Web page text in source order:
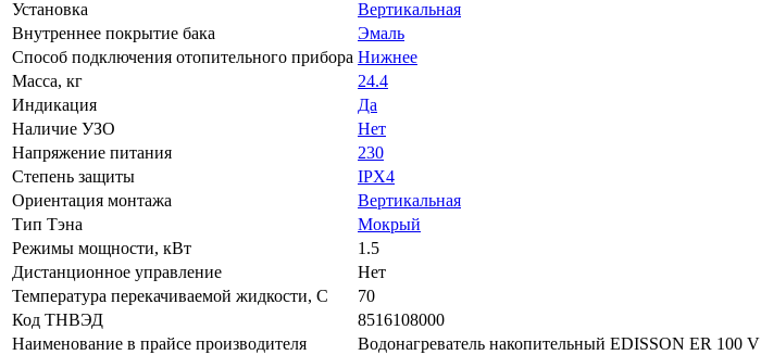
Установка
Вертикальная
Внутреннее покрытие бака
Эмаль
Способ подключения отопительного прибора Нижнее
Масса, кг
24.4
Индикация
Да
Наличие УЗО
Нет
Напряжение питания
230
Степень защиты
IPX4
Ориентация монтажа
Вертикальная
Тип Тэна
Мокрый
Режимы мощности, кВт
1.5
Дистанционное управление
Нет
Температура перекачиваемой жидкости, C
70
Код ТНВЭД
8516108000
Наименование в прайсе производителя
Водонагреватель накопительный EDISSON ER 100 V